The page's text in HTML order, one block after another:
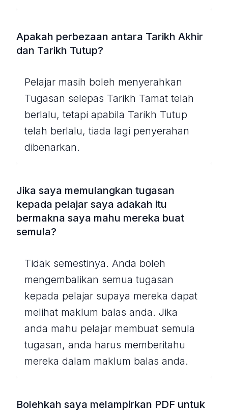
Apakah perbezaan antara Tarikh Akhir
dan Tarikh Tutup?
Pelajar masih boleh menyerahkan
Tugasan selepas Tarikh Tamat telah
berlalu, tetapi apabila Tarikh Tutup
telah berlalu, tiada lagi penyerahan
dibenarkan.
Jika saya memulangkan tugasan
kepada pelajar saya adakah itu
bermakna saya mahu mereka buat
semula?
Tidak semestinya. Anda boleh
mengembalikan semua tugasan
kepada pelajar supaya mereka dapat
melihat maklum balas anda. Jika
anda mahu pelajar membuat semula
tugasan, anda harus memberitahu
mereka dalam maklum balas anda.
Bolehkah saya melampirkan PDF untuk